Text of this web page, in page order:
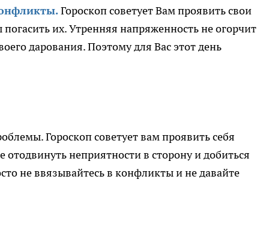
Гороскоп советует Вам проявить свои
их. Утренняя напряженность не огорчит
дарования. Поэтому для Вас этот день
Гороскоп советует вам проявить себя
неприятности в сторону и добиться
не ввязывайтесь в конфликты и не давайте